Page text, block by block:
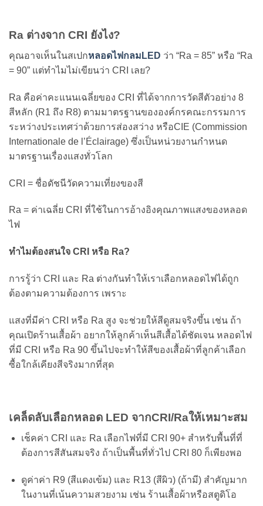
Ra ต่างจาก CRI ยังไง?
คุณอาจเห็นในสเปกหลอดไฟกลมLED ว่า “Ra = 85” หรือ “Ra
= 90” แต่ทำไมไม่เขียนว่า CRI เลย?
Ra คือค่าคะแนนเฉลี่ยของ CRI ที่ได้จากการวัดสีตัวอย่าง 8
สีหลัก (R1 ถึง R8) ตามมาตรฐานขององค์กรคณะกรรมการ
ระหว่างประเทศว่าด้วยการส่องสว่าง หรือCIE (Commission
Internationale de l’Éclairage) ซึ่งเป็นหน่วยงานกำหนด
มาตรฐานเรื่องแสงทั่วโลก
CRI = ชื่อดัชนีวัดความเที่ยงของสี
Ra = ค่าเฉลี่ย CRI ที่ใช้ในการอ้างอิงคุณภาพแสงของหลอด
ไฟ
ทำไมต้องสนใจ CRI หรือ Ra?
การรู้ว่า CRI และ Ra ต่างกันทำให้เราเลือกหลอดไฟได้ถูก
ต้องตามความต้องการ เพราะ
แสงที่มีค่า CRI หรือ Ra สูง จะช่วยให้สีดูสมจริงขึ้น เช่น ถ้า
คุณเปิดร้านเสื้อผ้า อยากให้ลูกค้าเห็นสีเสื้อได้ชัดเจน หลอดไฟ
ที่มี CRI หรือ Ra 90 ขึ้นไปจะทำให้สีของเสื้อผ้าที่ลูกค้าเลือก
ซื้อใกล้เคียงสีจริงมากที่สุด
เคล็ดลับเลือกหลอด LED จากCRI/Raให้เหมาะสม
เช็คค่า CRI และ Ra เลือกไฟที่มี CRI 90+ สำหรับพื้นที่ที่
ต้องการสีสันสมจริง ถ้าเป็นพื้นที่ทั่วไป CRI 80 ก็เพียงพอ
ดูค่าค่า R9 (สีแดงเข้ม) และ R13 (สีผิว) (ถ้ามี) สำคัญมาก
ในงานที่เน้นความสวยงาม เช่น ร้านเสื้อผ้าหรือสตูดิโอ